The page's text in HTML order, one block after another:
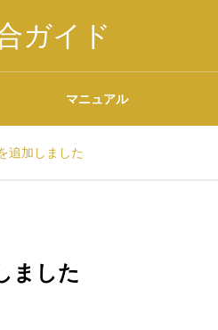
ガイド
マニュアル
追加しました
ました